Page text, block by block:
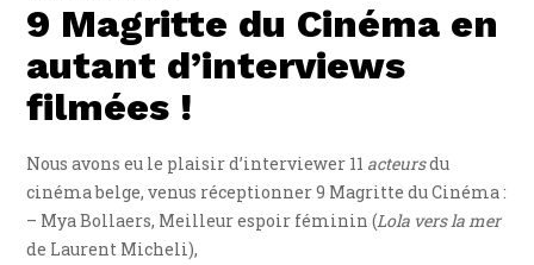
9 Magritte du Cinéma en
autant d’interviews
filmées !
Nous avons eu le plaisir d’interviewer 11 acteursdu
cinéma belge, venus réceptionner 9 Magritte du Cinéma :
– Mya Bollaers, Meilleur espoir féminin (Lola vers la mer
de Laurent Micheli),